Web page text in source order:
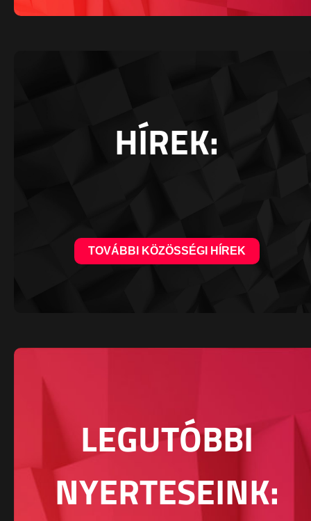
HÍREK:
TOVÁBBI KÖZÖSSÉGI HÍREK
LEGUTÓBBI
NYERTESEINK: